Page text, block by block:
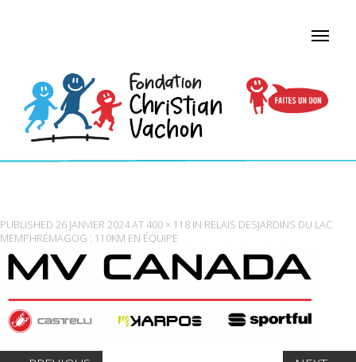
PUBLISHED 26 JANVIER 2024AT 400 × 118 IN RELAIS DESJARDINS DU LAC
MEMPHRÉMAGOG : 110KM EN ÉQUIPE